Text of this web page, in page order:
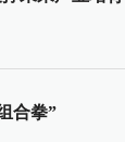
合拳”